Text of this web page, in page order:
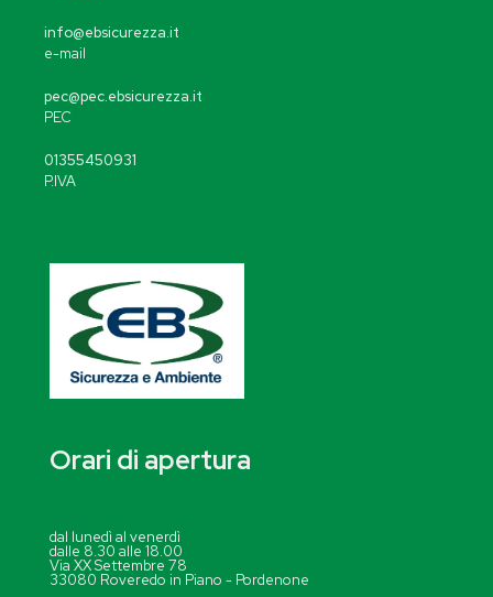
info@ebsicurezza.it
e-mail
pec@pec.ebsicurezza.it
PEC
01355450931
P.IVA
Orari di apertura
dal lunedì al venerdì
dalle 8.30 alle 18.00
Via XX Settembre 78
33080 Roveredo in Piano - Pordenone